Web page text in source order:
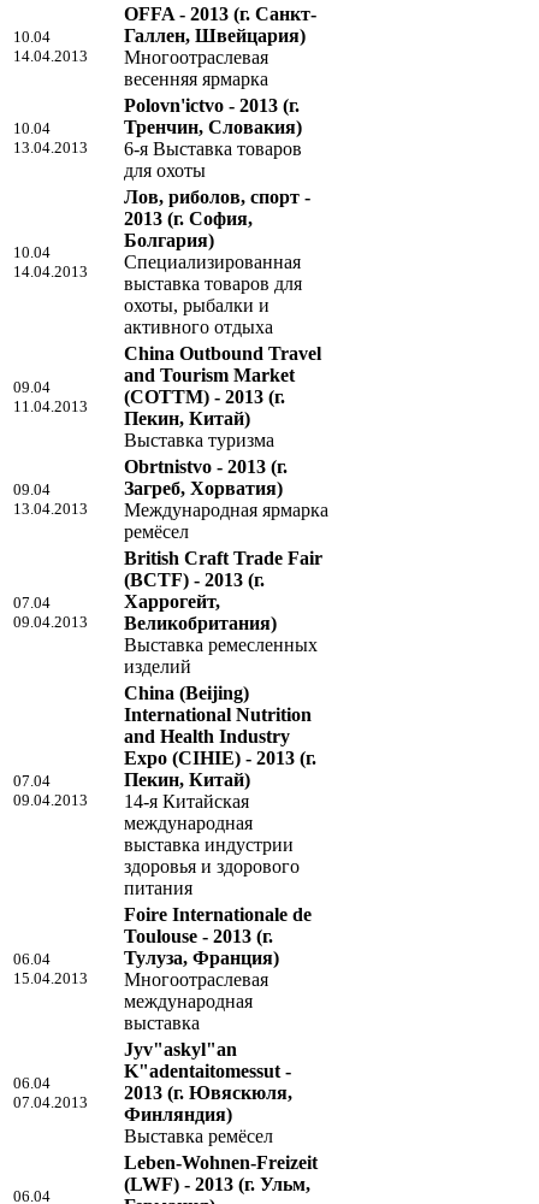
10.04
14.04.2013
OFFA - 2013 (г. Санкт-
Галлен, Швейцария)
Многоотраслевая
весенняя ярмарка
10.04
13.04.2013
Polovn'ictvo - 2013 (г.
Тренчин, Словакия)
6-я Выставка товаров
для охоты
10.04
14.04.2013
Лов, риболов, спорт -
2013 (г. София,
Болгария)
Специализированная
выставка товаров для
охоты, рыбалки и
активного отдыха
09.04
11.04.2013
China Outbound Travel
and Tourism Market
(COTTM) - 2013 (г.
Пекин, Китай)
Выставка туризма
09.04
13.04.2013
Obrtnistvo - 2013 (г.
Загреб, Хорватия)
Международная ярмарка
ремёсел
07.04
09.04.2013
British Craft Trade Fair
(BCTF) - 2013 (г.
Харрогейт,
Великобритания)
Выставка ремесленных
изделий
07.04
09.04.2013
China (Beijing)
International Nutrition
and Health Industry
Expo (CIHIE) - 2013 (г.
Пекин, Китай)
14-я Китайская
международная
выставка индустрии
здоровья и здорового
питания
06.04
15.04.2013
Foire Internationale de
Toulouse - 2013 (г.
Тулуза, Франция)
Многоотраслевая
международная
выставка
06.04
07.04.2013
Jyv"askyl"an
K"adentaitomessut -
2013 (г. Ювяскюля,
Финляндия)
Выставка ремёсел
06.04
Leben-Wohnen-Freizeit
(LWF) - 2013 (г. Ульм,